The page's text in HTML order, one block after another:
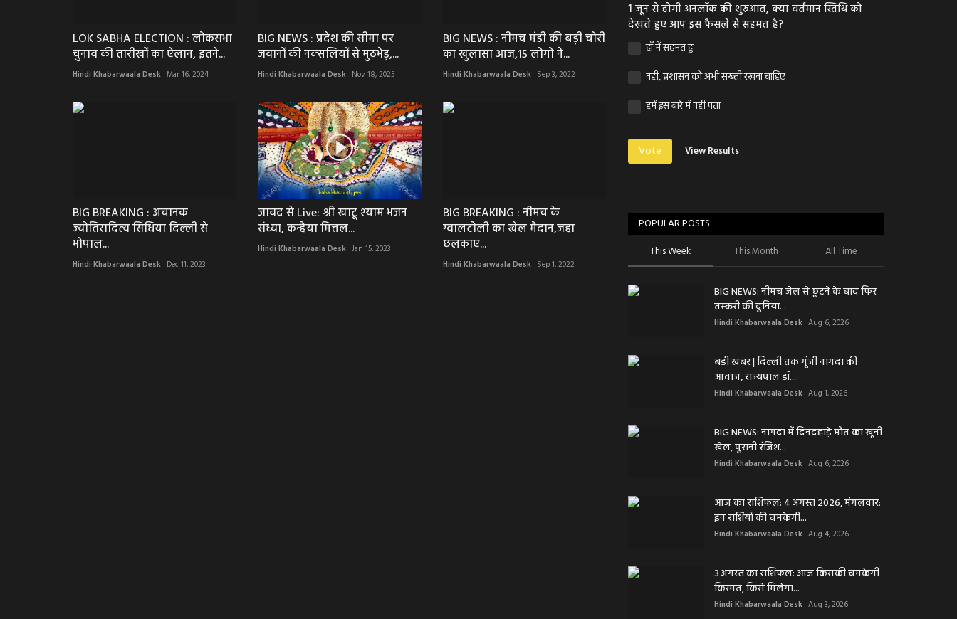
LOK SABHA ELECTION : लोकसभा
चुनाव की तारीखों का ऐलान, इतने...
Hindi Khabarwaala Desk Mar 16, 2024
BIG NEWS : प्रदेश की सीमा पर
जवानों की नक्सलियों से मुठभेड़,...
Hindi Khabarwaala Desk Nov 18, 2025
BIG NEWS : नीमच मंडी की बड़ी चोरी
का खुलासा आज,15 लोगो ने...
Hindi Khabarwaala Desk Sep 3, 2022
BIG BREAKING : अचानक
ज्योतिरादित्य सिंधिया दिल्ली से
भोपाल...
Hindi Khabarwaala Desk Dec 11, 2023
जावद से Live: श्री खाटू श्याम भजन
संध्या, कन्हैया मित्तल...
Hindi Khabarwaala Desk Jan 15, 2023
BIG BREAKING : नीमच के
ग्वालटोली का खेल मैदान,जहा
छलकाए...
Hindi Khabarwaala Desk Sep 1, 2022
1 जून से होगी अनलॉक की शुरुआत, क्या वर्तमान स्तिथि को
देखते हुए आप इस फैसले से सहमत है?
हाँ मैं सहमत हु
नहीं, प्रशासन को अभी सख्ती रखना चाहिए
हमें इस बारे में नहीं पता
Vote View Results
POPULAR POSTS
This Week This Month All Time
BIG NEWS: नीमच जेल से छूटने के बाद फिर
तस्करी की दुनिया...
Hindi Khabarwaala Desk Aug 6, 2026
बड़ी खबर | दिल्ली तक गूंजी नागदा की
आवाज़, राज्यपाल डॉ....
Hindi Khabarwaala Desk Aug 1, 2026
BIG NEWS: नागदा में दिनदहाड़े मौत का खूनी
खेल, पुरानी रंजिश...
Hindi Khabarwaala Desk Aug 6, 2026
आज का राशिफल: 4 अगस्त 2026, मंगलवार:
इन राशियों की चमकेगी...
Hindi Khabarwaala Desk Aug 4, 2026
3 अगस्त का राशिफल: आज किसकी चमकेगी
किस्मत, किसे मिलेगा...
Hindi Khabarwaala Desk Aug 3, 2026